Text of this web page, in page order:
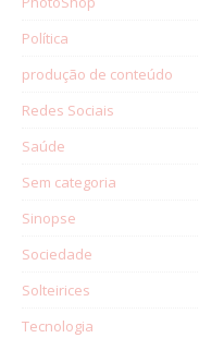
Política
produção de conteúdo
Redes Sociais
Saúde
Sem categoria
Sinopse
Sociedade
Solteirices
Tecnologia